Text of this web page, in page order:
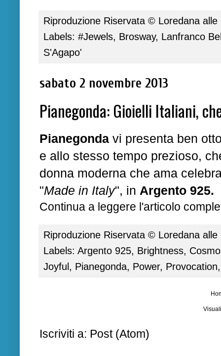
Riproduzione Riservata © Loredana
Labels: #Jewels, Brosway, Lanfranco
S'Agapo'
sabato 2 novembre 2013
Pianegonda: Gioielli Italiani,
Pianegonda vi presenta ben
e allo stesso tempo prezioso,
donna moderna che ama
"Made in Italy", in Argento 925.
Continua a leggere l'articolo
Riproduzione Riservata © Loredana
Labels: Argento 925, Brightness,
Joyful, Pianegonda, Power, Provocation
Iscriviti a: Post (Atom)